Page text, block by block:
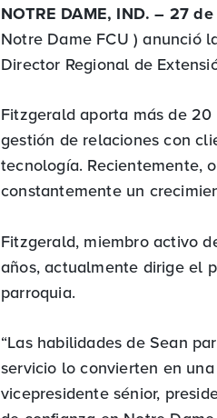
NOTRE DAME, IND. – 27
Notre Dame FCU ) anunció
Director Regional de
Fitzgerald aporta más de
gestión de relaciones con
tecnología. Recientemente,
constantemente un
Fitzgerald, miembro activo
años, actualmente dirige el
parroquia.
“Las habilidades de Sean
servicio lo convierten en
vicepresidente sénior,